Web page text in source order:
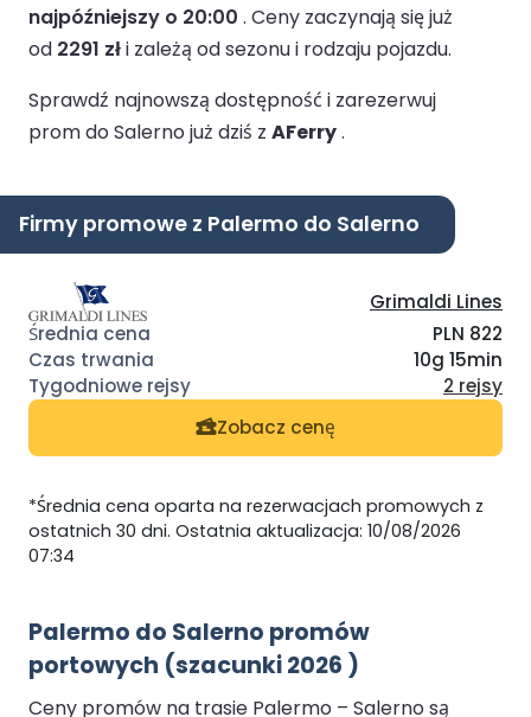
najpóźniejszy o 20:00 . Ceny zaczynają się już
od 2291 złi zależą od sezonu i rodzaju pojazdu.
Sprawdź najnowszą dostępność i zarezerwuj
prom do Salerno już dziś z AFerry.
Firmy promowe z Palermo do Salerno
Grimaldi Lines
PLN 822
10g 15min
2 rejsy
Zobacz cenę
*Średnia cena oparta na rezerwacjach promowych z
ostatnich 30 dni. Ostatnia aktualizacja: 10/08/2026
07:34
Palermo do Salerno promów
portowych (szacunki 2026 )
Ceny promów na trasie Palermo – Salerno są